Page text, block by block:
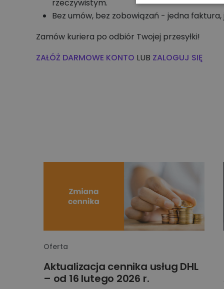
rzeczywistym.
Bez umów, bez zobowiązań - jedna
Zamów kuriera po odbiór Twojej przesyłki!
ZAŁÓŻ DARMOWE KONTO LUB ZALOGUJ SIĘ
Oferta
Aktualizacja cennika usług DHL
– od 16 lutego 2026 r.